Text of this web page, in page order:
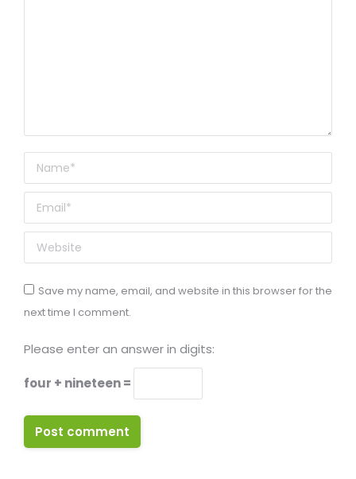
Name *
Email *
Website
Save my name, email, and website in this browser for the
next time I comment.
Please enter an answer in digits:
four + nineteen =
Post comment